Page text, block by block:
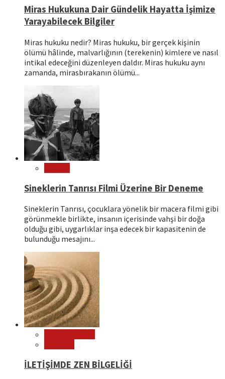
Miras Hukukuna Dair Gündelik Hayatta İşimize
Yarayabilecek Bilgiler
Miras hukuku nedir? Miras hukuku, bir gerçek kişinin
ölümü hâlinde, malvarlığının (terekenin) kimlere ve nasıl
intikal edeceğini düzenleyen daldır. Miras hukuku aynı
zamanda, mirasbırakanın ölümü...
Sineklerin Tanrısı Filmi Üzerine Bir Deneme
Sineklerin Tanrısı, çocuklara yönelik bir macera filmi gibi
görünmekle birlikte, insanın içerisinde vahşi bir doğa
olduğu gibi, uygarlıklar inşa edecek bir kapasitenin de
bulunduğu mesajını...
İLETİŞİMDE ZEN BİLGELİĞİ